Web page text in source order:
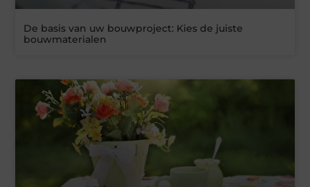
De basis van uw bouwproject: Kies de juiste
bouwmaterialen